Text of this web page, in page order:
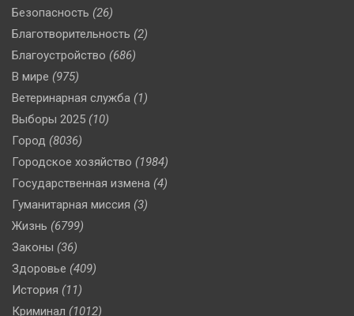
Безопасность (26)
Благотворительность (2)
Благоустройство (686)
В мире (975)
Ветеринарная служба (1)
Выборы 2025 (10)
Город (8036)
Городское хозяйство (1984)
Государственная измена (4)
Гуманитарная миссия (3)
Жизнь (6799)
Законы (36)
Здоровье (409)
История (11)
Криминал (1012)